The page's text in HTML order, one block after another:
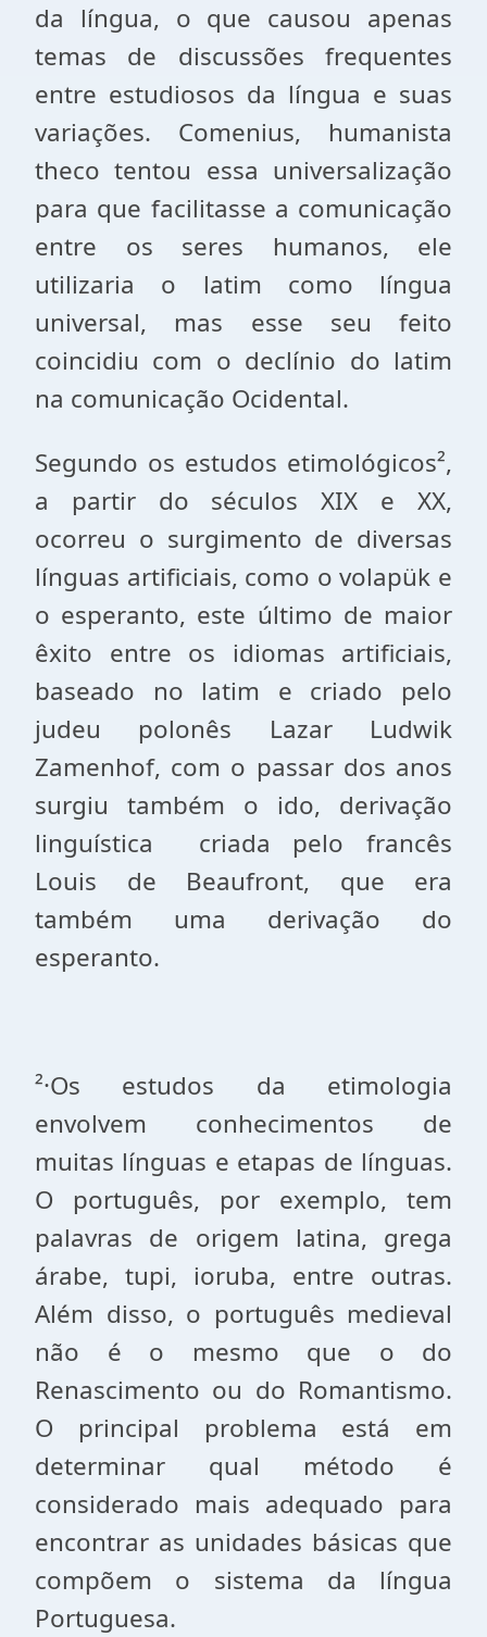
da língua, o que causou apenas
temas de discussões frequentes
entre estudiosos da língua e suas
variações. Comenius, humanista
theco tentou essa universalização
para que facilitasse a comunicação
entre os seres humanos, ele
utilizaria o latim como língua
universal, mas esse seu feito
coincidiu com o declínio do latim
na comunicação Ocidental.
Segundo os estudos etimológicos²,
a partir do séculos XIX e XX,
ocorreu o surgimento de diversas
línguas artificiais, como o volapük e
o esperanto, este último de maior
êxito entre os idiomas artificiais,
baseado no latim e criado pelo
judeu polonês Lazar Ludwik
Zamenhof, com o passar dos anos
surgiu também o ido, derivação
linguística criada pelo francês
Louis de Beaufront, que era
também uma derivação do
esperanto.
²·Os estudos da etimologia
envolvem conhecimentos de
muitas línguas e etapas de línguas.
O português, por exemplo, tem
palavras de origem latina, grega
árabe, tupi, ioruba, entre outras.
Além disso, o português medieval
não é o mesmo que o do
Renascimento ou do Romantismo.
O principal problema está em
determinar qual método é
considerado mais adequado para
encontrar as unidades básicas que
compõem o sistema da língua
Portuguesa.